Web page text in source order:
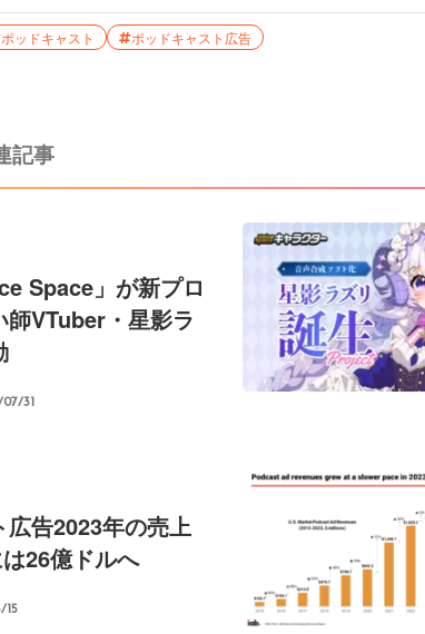
ポッドキャスト ポッドキャスト広告
記事
Space」が新プロ
VTuber・星影ラ
31
告2023年の売上
26億ドルへ
15